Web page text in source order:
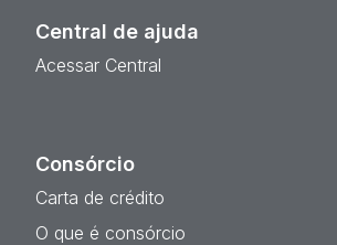
Central de ajuda
Acessar Central
Consórcio
Carta de crédito
O que é consórcio